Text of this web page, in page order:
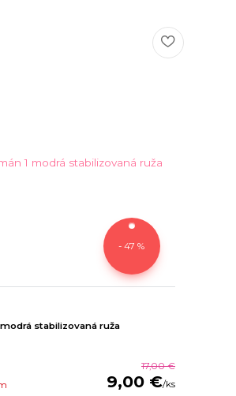
- 47 %
stabilizovaná ruža
17,00 €
9,00 €/ks